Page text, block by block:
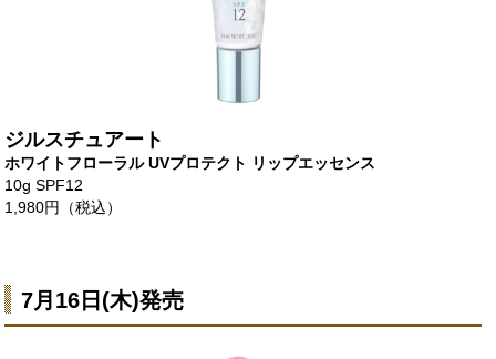
ジルスチュアート
ホワイトフローラル UVプロテクト リップエッセンス
10g SPF12
1,980円（税込）
7月16日(木)発売